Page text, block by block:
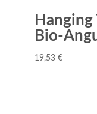
Hanging
Bio-
19,53€